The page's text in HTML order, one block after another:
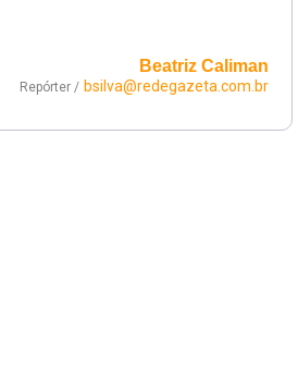
Beatriz Caliman
Repórter / bsilva@redegazeta.com.br